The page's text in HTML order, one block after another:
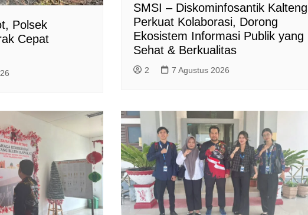
Polsek
Cepat
SMSI – Diskominfosantik Kalteng
Perkuat Kolaborasi, Dorong
Ekosistem Informasi Publik yang
Sehat & Berkualitas
2 7 Agustus 2026